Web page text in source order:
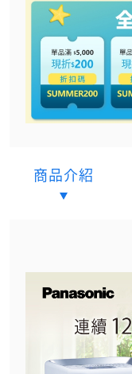
商品介紹